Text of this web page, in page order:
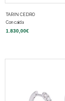
TARIN CEDRO
Con caída
1.830,00€